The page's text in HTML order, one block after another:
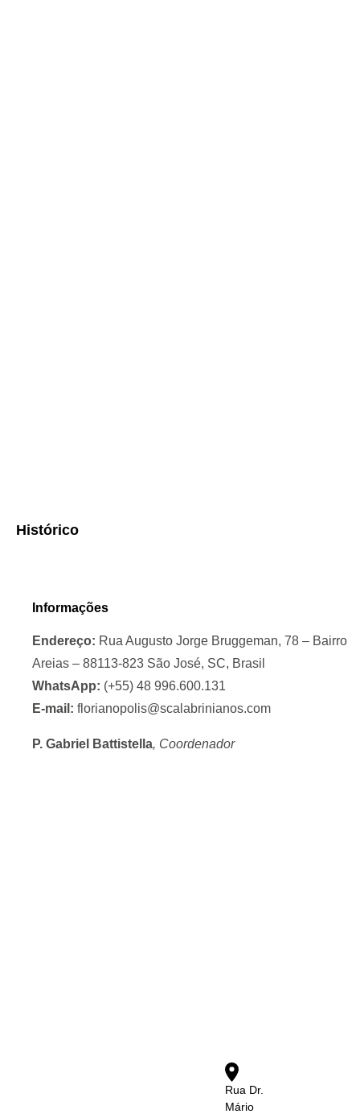
Histórico
Informações
Endereço: Rua Augusto Jorge Bruggeman, 78 – Bairro
Areias – 88113-823 São José, SC, Brasil
WhatsApp: (+55) 48 996.600.131
E-mail: florianopolis@scalabrinianos.com
P. Gabriel Battistella, Coordenador
Rua Dr.
Mário